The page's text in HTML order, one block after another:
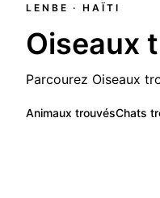
LENBE · HAÏTI
Oiseaux
Parcourez Oiseaux
Animaux trouvésChats